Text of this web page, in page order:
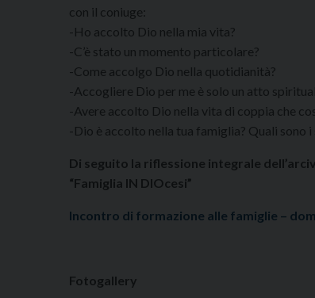
con il coniuge:
-Ho accolto Dio nella mia vita?
-C’è stato un momento particolare?
-Come accolgo Dio nella quotidianità?
-Accogliere Dio per me è solo un atto
-Avere accolto Dio nella vita di coppia che
-Dio è accolto nella tua famiglia? Quali sono i
Di seguito la riflessione integrale
“Famiglia IN DIOcesi”
Incontro di formazione alle famiglie –
Fotogallery